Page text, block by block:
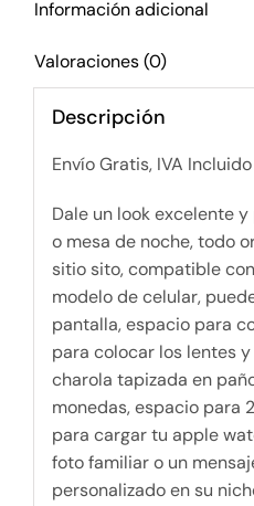
Información adicional
Valoraciones (0)
Descripción
Envío Gratis, IVA Incluido
Dale un look excelente
o mesa de noche, todo
sitio sito, compatible
modelo de celular,
pantalla, espacio para
para colocar los lentes
charola tapizada en
monedas, espacio para
para cargar tu apple
foto familiar o un
personalizado en su